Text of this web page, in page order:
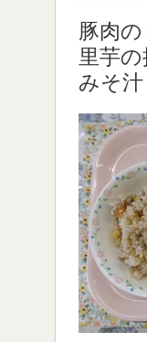
豚肉
里芋
みそ汁